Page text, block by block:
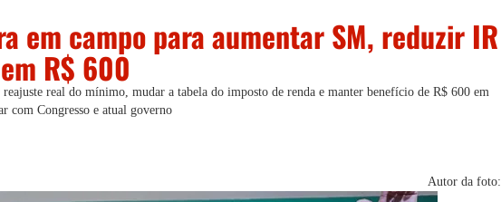
em campo para aumentar SM, reduzir IR
R$ 600
real do mínimo, mudar a tabela do imposto de renda e manter benefício de R$ 600 em
com Congresso e atual governo
Autor da foto: